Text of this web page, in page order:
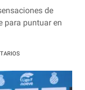
de
para puntuar en